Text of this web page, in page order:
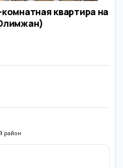
квартира на
район